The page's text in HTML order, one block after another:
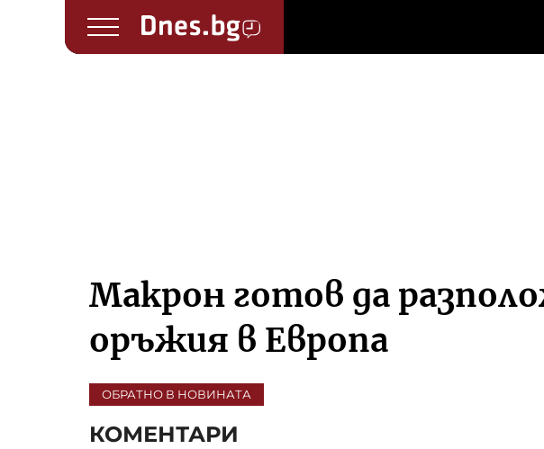
Макрон готов да
оръжия в Европа
ОБРАТНО В НОВИНАТА
КОМЕНТАРИ